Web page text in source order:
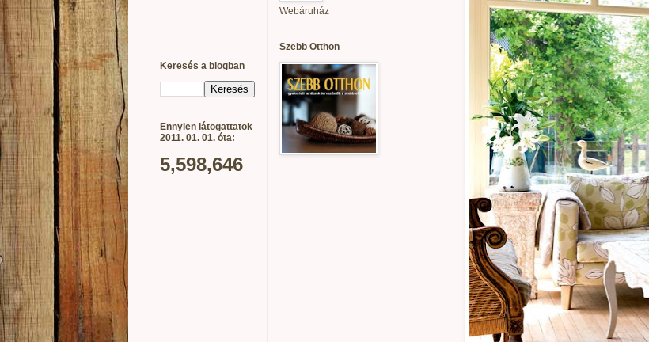
Keresés a blogban
Ennyien látogattatok
2011. 01. 01. óta:
5,598,646
Webáruház
Szebb Otthon